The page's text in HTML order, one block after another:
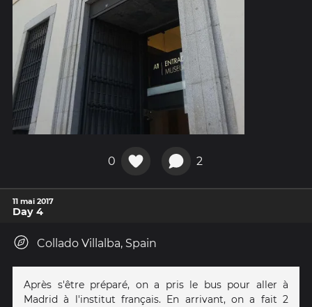
0 2
11 mai 2017
Day 4
Collado Villalba, Spain
Après s'être préparé, on a pris le bus pour aller à
Madrid à l'institut français. En arrivant, on a fait 2